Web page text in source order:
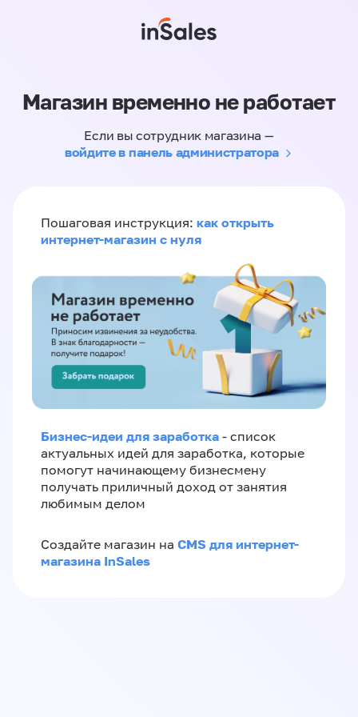
Магазин временно не работает
Если вы сотрудник магазина —
войдите в панель администратора
Пошаговая инструкция: как открыть
интернет-магазин с нуля
Бизнес-идеи для заработка - список
актуальных идей для заработка, которые
помогут начинающему бизнесмену
получать приличный доход от занятия
любимым делом
Создайте магазин на CMS для интернет-
магазина InSales